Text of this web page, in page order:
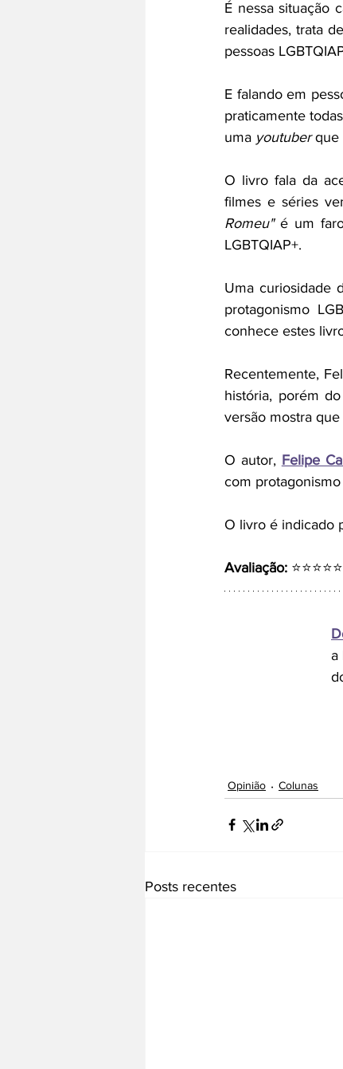
É nessa situação
realidades, trata
pessoas
E falando em
praticamente
uma youtuber que
O livro fala da
filmes e séries
Romeu" é um
LGBTQIAP+.
Uma curiosidade
protagonismo
conhece estes
Recentemente,
história, porém
versão mostra
O autor, Felipe
com
O livro é indicado
Avaliação: ⭐⭐⭐⭐⭐
a
Opinião Colunas
Posts recentes